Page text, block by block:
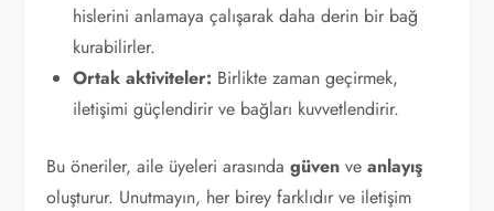
hislerini anlamaya çalışarak daha derin bir bağ
kurabilirler.
Ortak aktiviteler: Birlikte zaman geçirmek,
iletişimi güçlendirir ve bağları kuvvetlendirir.
Bu öneriler, aile üyeleri arasındagüven veanlayış
oluşturur. Unutmayın, her birey farklıdır ve iletişim